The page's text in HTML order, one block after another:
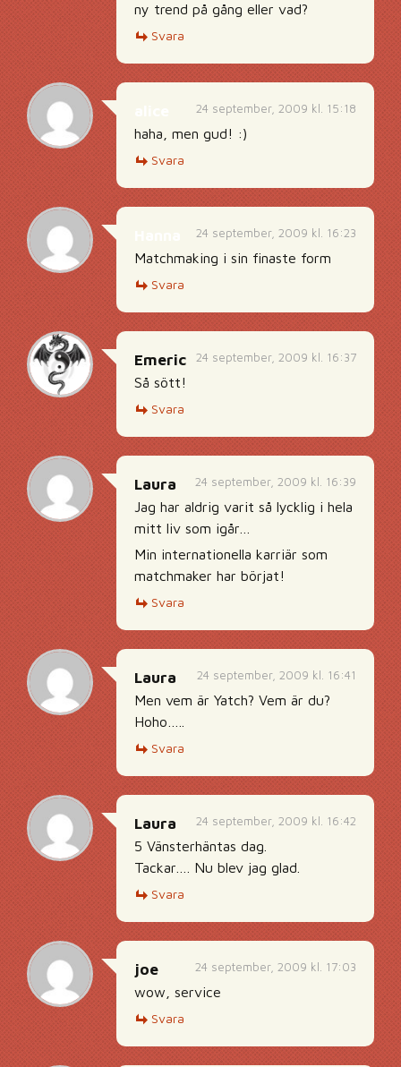
ny trend på gång eller vad?
Svara
24 september, 2009 kl. 15:18
haha, men gud! :)
Svara
24 september, 2009 kl. 16:23
Matchmaking i sin finaste form
Svara
24 september, 2009 kl. 16:37
Emeric
Så sött!
Svara
24 september, 2009 kl. 16:39
Laura
Jag har aldrig varit så lycklig i hela
mitt liv som igår…
Min internationella karriär som
matchmaker har börjat!
Svara
24 september, 2009 kl. 16:41
Laura
Men vem är Yatch? Vem är du?
Hoho…..
Svara
24 september, 2009 kl. 16:42
Laura
5 Vänsterhäntas dag.
Tackar…. Nu blev jag glad.
Svara
24 september, 2009 kl. 17:03
joe
wow, service
Svara